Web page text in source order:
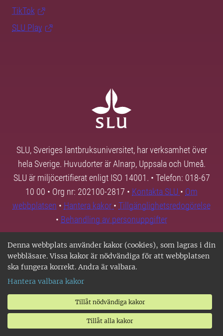
Denna webbplats använder kakor (cookies), som lagras i din
webbläsare. Vissa kakor är nödvändiga för att webbplatsen
ska fungera korrekt. Andra är valbara.
Hantera valbara kakor
Tillåt nödvändiga kakor
Tillåt alla kakor
TikTok
SLU Play
SLU, Sveriges lantbruksuniversitet, har verksamhet över
hela Sverige. Huvudorter är Alnarp, Uppsala och Umeå.
SLU är miljöcertifierat enligt ISO 14001. • Telefon: 018-67
10 00 • Org nr: 202100-2817 • Kontakta SLU • Om
webbplatsen • Hantera kakor • Tillgänglighetsredogörelse
• Behandling av personuppgifter